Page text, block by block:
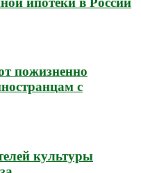
пожизненно
с
культуры